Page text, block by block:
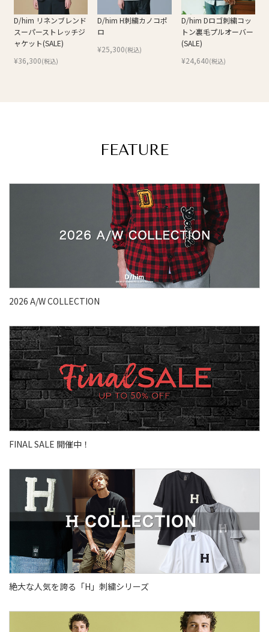
D/him リネンブレンド
スーパーストレッチジ
ャケット(SALE)
¥36,300(税込)
D/him H刺繍カノコポ
ロ
¥25,300(税込)
D/him Dロゴ刺繍コッ
トン裏毛プルオーバー
(SALE)
¥24,640(税込)
FEATURE
2026 A/W COLLECTION
FINAL SALE 開催中！
絶大な人気を誇る「H」刺繍シリーズ